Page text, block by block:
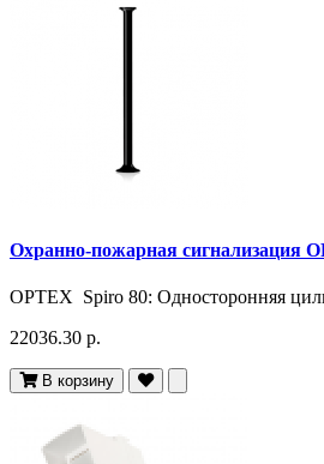
Охранно-пожарная сигнализация
OPTEX Spiro 80: Односторонняя
22036.30 р.
В корзину